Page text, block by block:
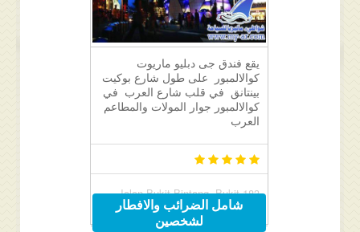
يقع فندق جى دبليو ماريوت
كوالالمبور على طول شارع بوكيت
بينتانق في قلب شارع العرب في
كوالالمبور جوار المولات والمطاعم
العرب
183 Jalan Bukit Bintang, Bukit
Bintang, Kuala Lumpur, Malaysia
شامل الضرائب والافطار
لشخصين